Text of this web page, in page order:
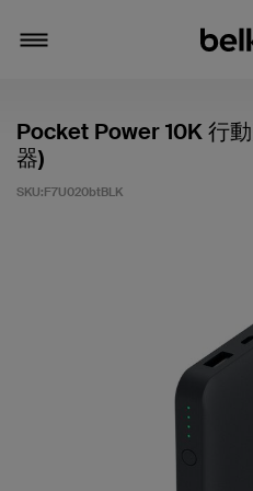
Pocket Power 10K 行
器)
SKU:F7U020btBLK